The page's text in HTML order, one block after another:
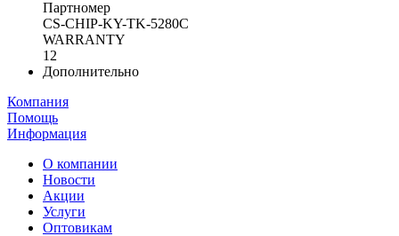
Партномер
CS-CHIP-KY-TK-5280C
WARRANTY
12
Дополнительно
Компания
Помощь
Информация
О компании
Новости
Акции
Услуги
Оптовикам